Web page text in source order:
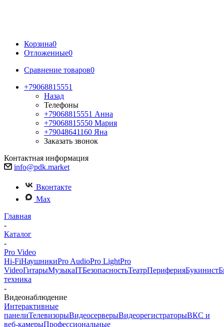
Корзина0
Отложенные0
Сравнение товаров0
+79068815551
Назад
Телефоны
+79068815551 Анна
+79068815550 Мария
+79048641160 Яна
Заказать звонок
Контактная информация
info@pdk.market
Вконтакте
Max
Главная
-
Каталог
-
Pro Video
Hi-FiНаушникиPro AudioPro LightPro
VideoГитарыМузыкаITБезопасностьТеатрПериферияБукинист
техника
-
Видеонаблюдение
Интерактивные
панелиТелевизорыВидеосерверыВидеорегистраторыВКС и
веб-камерыПрофессиональные